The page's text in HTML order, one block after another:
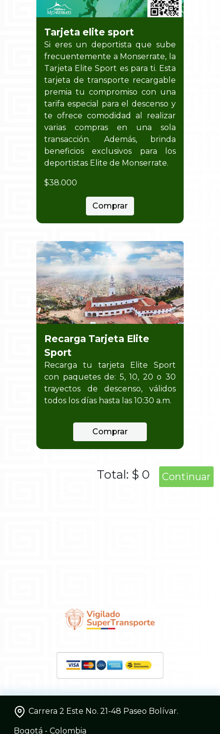
Tarjeta elite sport
Si eres un deportista que sube
frecuentemente a Monserrate, la
Tarjeta Elite Sport es para ti. Esta
tarjeta de transporte recargable
premia tu compromiso con una
tarifa especial para el descenso y
te ofrece comodidad al realizar
varias compras en una sola
transacción. Además, brinda
beneficios exclusivos para los
deportistas Elite de Monserrate.
$38.000
Comprar
Recarga Tarjeta Elite
Sport
Recarga tu tarjeta Elite Sport
con paquetes de: 5, 10, 20 o 30
trayectos de descenso, válidos
todos los días hasta las 10:30 a.m.
Comprar
Total: $ 0 Continuar
Carrera 2 Este No. 21-48 Paseo Bolívar.
Bogotá - Colombia